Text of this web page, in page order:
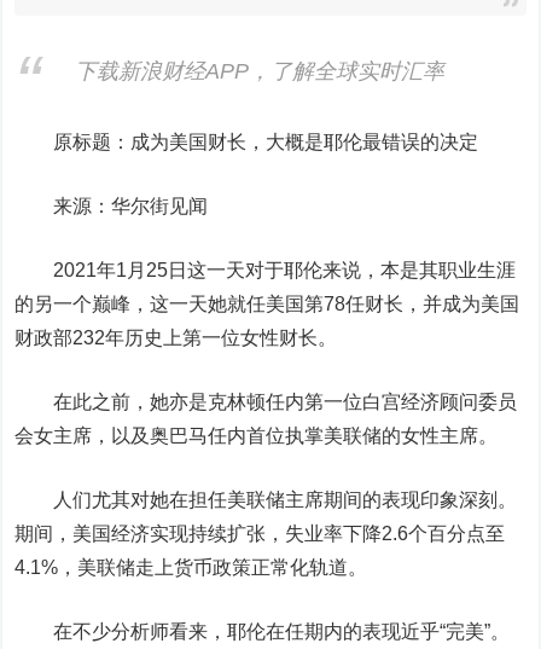
下载新浪财经APP，了解全球实时汇率
原标题：成为美国财长，大概是耶伦最错误的决定
来源：华尔街见闻
2021年1月25日这一天对于耶伦来说，本是其职业生涯
的另一个巅峰，这一天她就任美国第78任财长，并成为美国
财政部232年历史上第一位女性财长。
在此之前，她亦是克林顿任内第一位白宫经济顾问委员
会女主席，以及奥巴马任内首位执掌美联储的女性主席。
人们尤其对她在担任美联储主席期间的表现印象深刻。
期间，美国经济实现持续扩张，失业率下降2.6个百分点至
4.1%，美联储走上货币政策正常化轨道。
在不少分析师看来，耶伦在任期内的表现近乎“完美”。